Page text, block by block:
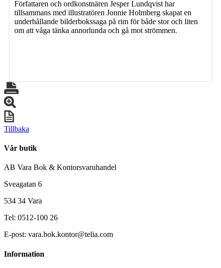
Författaren och ordkonstnären Jesper Lundqvist har
tillsammans med illustratören Jonnie Holmberg skapat en
underhållande bilderbokssaga på rim för både stor och liten
om att våga tänka annorlunda och gå mot strömmen.
Tillbaka
Vår butik
AB Vara Bok & Kontorsvaruhandel
Sveagatan 6
534 34 Vara
Tel: 0512-100 26
E-post: vara.bok.kontor@telia.com
Information